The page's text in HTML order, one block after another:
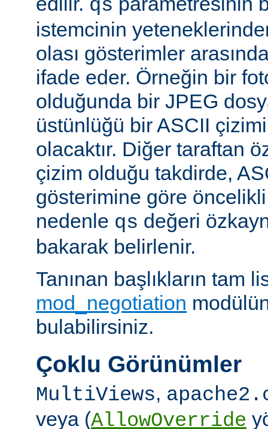
qs
istemcinin
olası gösterimler
ifade eder. Örneğin bir
olduğunda bir JPEG
üstünlüğü bir ASCII
olacaktır. Diğer taraftan
çizim olduğu takdirde,
gösterimine göre
nedenle qs değeri
bakarak belirlenir.
Tanınan başlıkların tam
mod_negotiation
bulabilirsiniz.
Çoklu Görünümler
MultiViews,
veya (AllowOverride